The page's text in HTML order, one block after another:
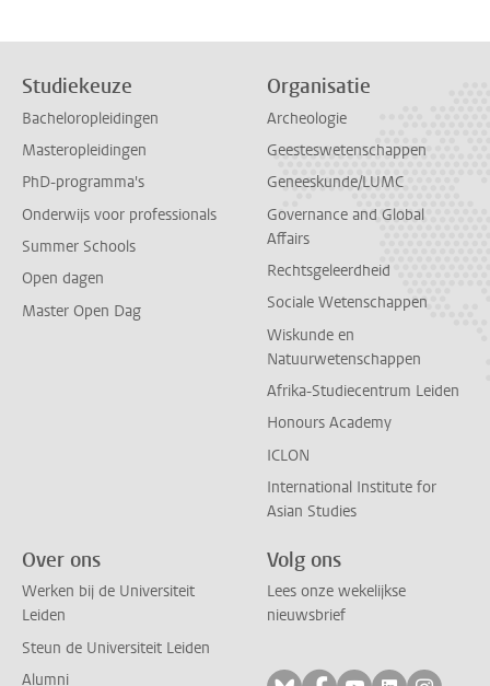
Studiekeuze
Bacheloropleidingen
Masteropleidingen
PhD-programma's
Onderwijs voor professionals
Summer Schools
Open dagen
Master Open Dag
Organisatie
Archeologie
Geesteswetenschappen
Geneeskunde/LUMC
Governance and Global
Affairs
Rechtsgeleerdheid
Sociale Wetenschappen
Wiskunde en
Natuurwetenschappen
Afrika-Studiecentrum Leiden
Honours Academy
ICLON
International Institute for
Asian Studies
Over ons
Werken bij de Universiteit
Leiden
Steun de Universiteit Leiden
Alumni
Volg ons
Lees onze wekelijkse
nieuwsbrief